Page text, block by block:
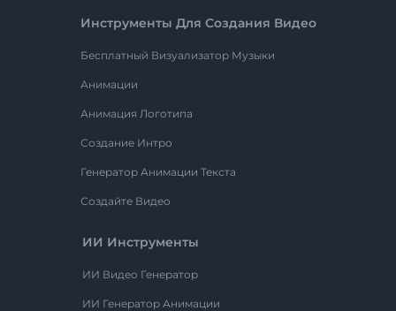
Инструменты Для Создания Видео
Бесплатный Визуализатор Музыки
Анимации
Анимация Логотипа
Создание Интро
Генератор Анимации Текста
Создайте Видео
ИИ Инструменты
ИИ Видео Генератор
ИИ Генератор Анимации